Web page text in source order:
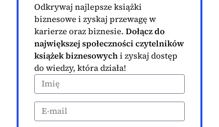
Odkrywaj najlepsze książki
biznesowe i zyskaj przewagę w
karierze oraz biznesie. Dołącz do
największej społeczności czytelników
książek biznesowychi zyskaj dostęp
do wiedzy, która działa!